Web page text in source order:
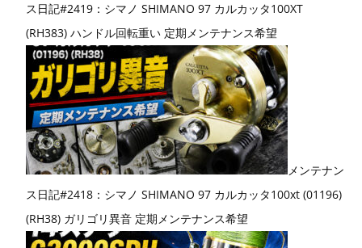
ス日記#2419：シマノ SHIMANO 97 カルカッタ100XT
(RH383) ハンドル回転重い 定期メンテナンス希望
メンテナン
ス日記#2418：シマノ SHIMANO 97 カルカッタ100xt (01196)
(RH38) ガリゴリ異音 定期メンテナンス希望